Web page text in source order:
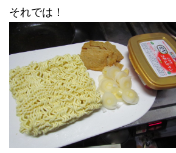
それでは！